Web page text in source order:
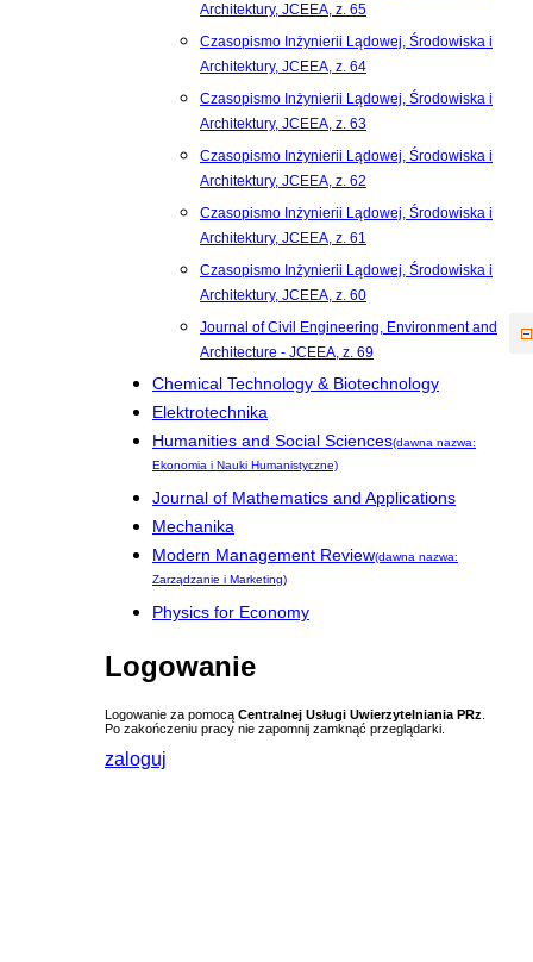
Architektury, JCEEA, z. 65
Czasopismo Inżynierii Lądowej, Środowiska i
Architektury, JCEEA, z. 64
Czasopismo Inżynierii Lądowej, Środowiska i
Architektury, JCEEA, z. 63
Czasopismo Inżynierii Lądowej, Środowiska i
Architektury, JCEEA, z. 62
Czasopismo Inżynierii Lądowej, Środowiska i
Architektury, JCEEA, z. 61
Czasopismo Inżynierii Lądowej, Środowiska i
Architektury, JCEEA, z. 60
Journal of Civil Engineering, Environment and
Architecture - JCEEA, z. 69
Chemical Technology & Biotechnology
Elektrotechnika
Humanities and Social Sciences(dawna nazwa:
Ekonomia i Nauki Humanistyczne)
Journal of Mathematics and Applications
Mechanika
Modern Management Review(dawna nazwa:
Zarządzanie i Marketing)
Physics for Economy
Logowanie
Logowanie za pomocą Centralnej Usługi Uwierzytelniania PRz
Po zakończeniu pracy nie zapomnij zamknąć przeglądarki.
zaloguj